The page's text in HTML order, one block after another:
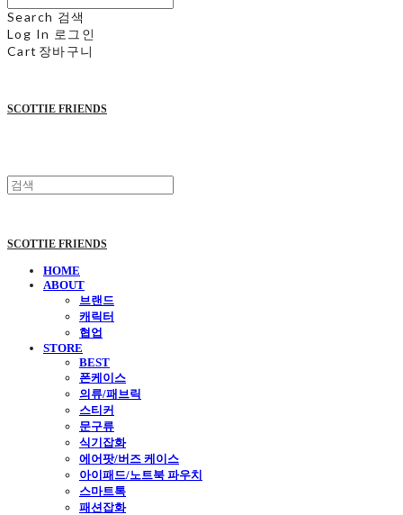
Search 검색
Log In 로그인
Cart 장바구니
SCOTTIE FRIENDS
SCOTTIE FRIENDS
HOME
ABOUT
브랜드
캐릭터
협업
STORE
BEST
폰케이스
의류/패브릭
스티커
문구류
식기잡화
에어팟/버즈 케이스
아이패드/노트북 파우치
스마트톡
패션잡화